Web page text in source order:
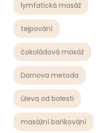
lymfatická masáž
tejpování
čokoládová masáž
Dornova metoda
úleva od bolesti
masážní baňkování